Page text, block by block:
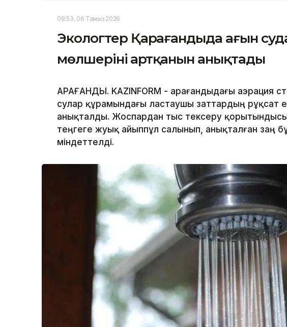
08:53, 06 Тамыз 2026
Экологтер Қарағандыда ағын
мөлшерінің артқанын анықтады
ҚАРАҒАНДЫ. KAZINFORM - Қарағандыдағы аэрация
сулар құрамындағы ластаушы заттардың рұқсат
анықталды. Жоспардан тыс тексеру
теңгеге жуық айыппұл салынып, анықталған заң
міндеттелді.